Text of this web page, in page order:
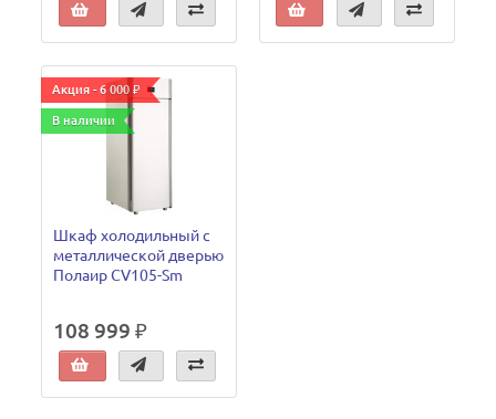
Акция - 6 000 ₽
В наличии
Шкаф холодильный с
металлической дверью
Полаир CV105-Sm
108 999 ₽